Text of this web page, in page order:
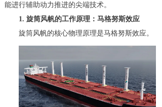
能进行辅助动力推进的尖端技术。
1. 旋筒风帆的工作原理：马格努斯效应
旋筒风帆的核心物理原理是马格努斯效应。